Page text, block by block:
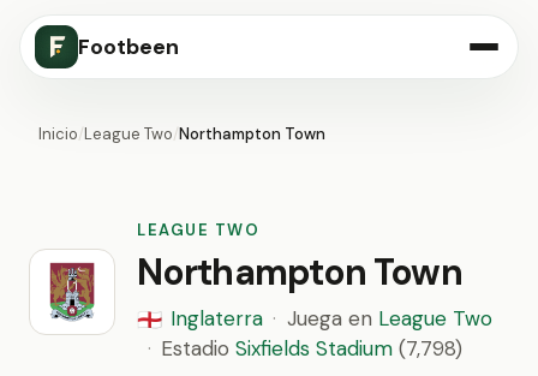
Footbeen
Inicio/League Two/Northampton Town
LEAGUE TWO
Northampton Town
🏴󠁧󠁢󠁥󠁮󠁧󠁿 Inglaterra · Juega en League Two
· Estadio Sixfields Stadium (7,798)